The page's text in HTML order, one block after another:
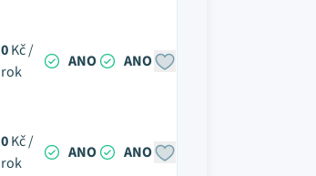
0Kč /
rok
ANO ANO
0Kč /
rok
ANO ANO